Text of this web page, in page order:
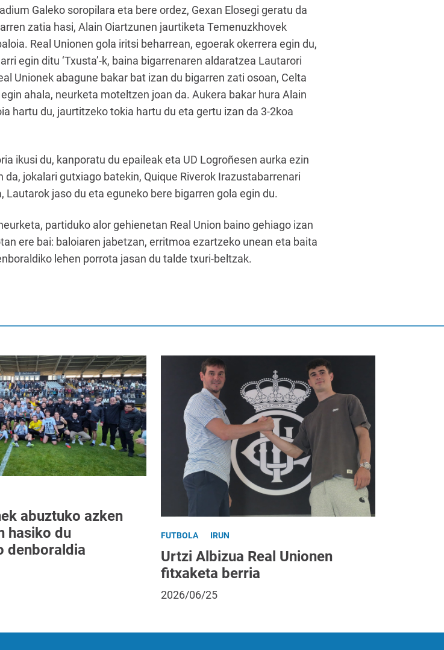
Galeko soropilara eta bere ordez, Gexan Elosegi geratu da
zatia hasi, Alain Oiartzunen jaurtiketa Temenuzkhovek
Real Unionen gola iritsi beharrean, egoerak okerrera egin du,
egin ditu ‘Txusta’-k, baina bigarrenaren aldaratzea Lautarori
Unionek abagune bakar bat izan du bigarren zati osoan, Celta
ahala, neurketa moteltzen joan da. Aukera bakar hura Alain
hartu du, jaurtitzeko tokia hartu du eta gertu izan da 3-2koa
ikusi du, kanporatu du epaileak eta UD Logroñesen aurka ezin
jokalari gutxiago batekin, Quique Riverok Irazustabarrenari
jaso du eta eguneko bere bigarren gola egin du.
partiduko alor gehienetan Real Union baino gehiago izan
ere bai: baloiaren jabetzan, erritmoa ezartzeko unean eta baita
lehen porrota jasan du talde txuri-beltzak.
abuztuko azken
hasiko du
denboraldia
FUTBOLA IRUN
Urtzi Albizua Real Unionen
fitxaketa berria
2026/06/25